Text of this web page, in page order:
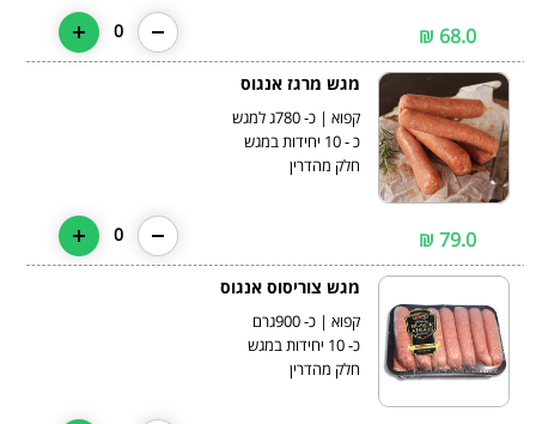
68.0 ₪
0
מגש מרגז אנגוס
קפוא | כ- 780ג למגש
כ - 10 יחידות במגש
חלק מהדרין
79.0 ₪
0
מגש צוריסוס אנגוס
כ- 10 יחידות במגש
חלק מהדרין